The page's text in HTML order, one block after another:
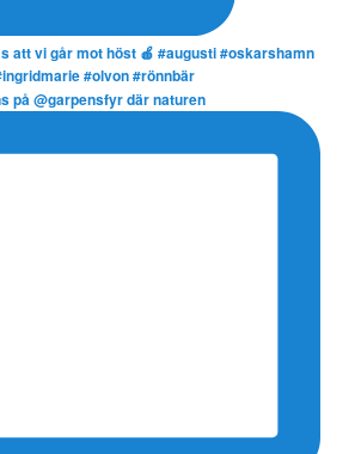
på @garpensfyr där naturen